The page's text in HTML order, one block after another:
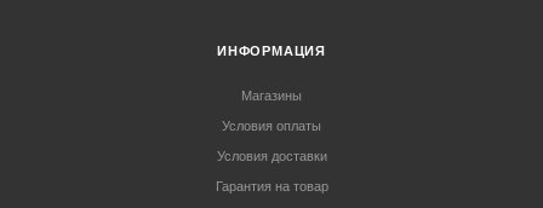
ИНФОРМАЦИЯ
Магазины
Условия оплаты
Условия доставки
Гарантия на товар